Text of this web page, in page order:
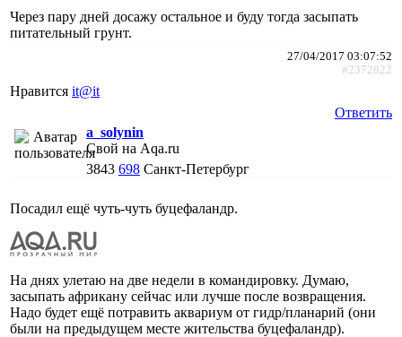
Через пару дней досажу остальное и буду тогда засыпать
питательный грунт.
27/04/2017 03:07:52
#2372822
Нравится it@it
Ответить
a_solynin
Свой на Aqa.ru
3843 698 Санкт-Петербург
Посадил ещё чуть-чуть буцефаландр.
На днях улетаю на две недели в командировку. Думаю,
засыпать африкану сейчас или лучше после возвращения.
Надо будет ещё потравить аквариум от гидр/планарий (они
были на предыдущем месте жительства буцефаландр).